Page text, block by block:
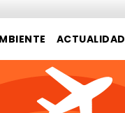
ACTUALIDAD